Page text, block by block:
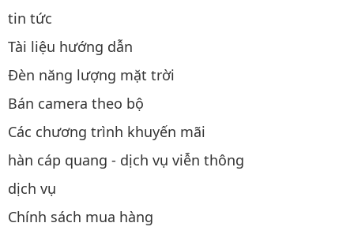
tin tức
Tài liệu hướng dẫn
Đèn năng lượng mặt trời
Bán camera theo bộ
Các chương trình khuyến mãi
hàn cáp quang - dịch vụ viễn thông
dịch vụ
Chính sách mua hàng